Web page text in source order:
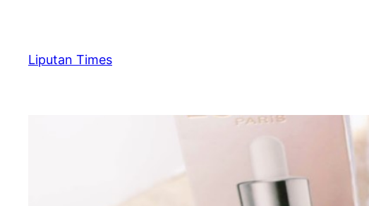
content
Liputan Times